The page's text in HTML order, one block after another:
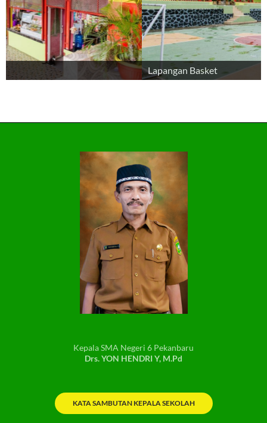
Lapangan Basket
Kepala SMA Negeri 6 Pekanbaru
Drs. YON HENDRI Y, M.Pd
KATA SAMBUTAN KEPALA SEKOLAH